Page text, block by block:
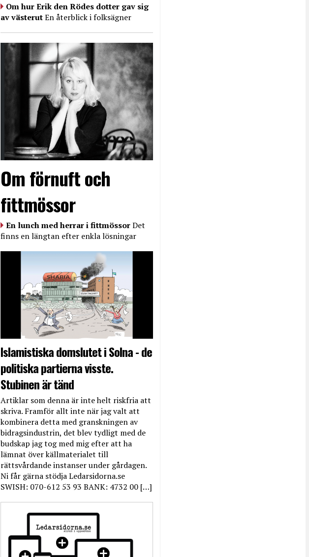
Om hur Erik den Rödes dotter gav sig
av västerutEn återblick i folksägner
Om förnuft och
fittmössor
En lunch med herrar i fittmössorDet
finns en längtan efter enkla lösningar
Islamistiska domslutet i Solna - de
politiska partierna visste.
Stubinen är tänd
Artiklar som denna är inte helt riskfria att
skriva. Framför allt inte när jag valt att
kombinera detta med granskningen av
bidragsindustrin, det blev tydligt med de
budskap jag tog med mig efter att ha
lämnat över källmaterialet till
rättsvårdande instanser under gårdagen.
Ni får gärna stödja Ledarsidorna.se
SWISH: 070-612 53 93 BANK: 4732 00 […]